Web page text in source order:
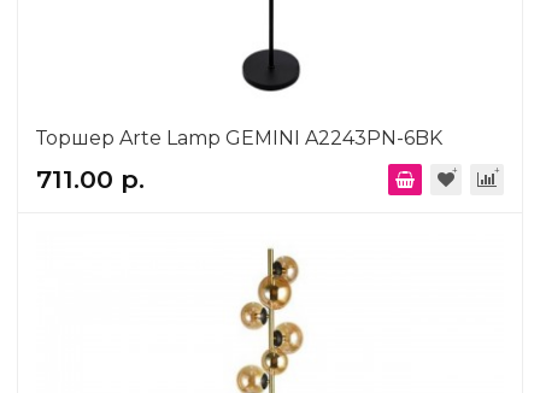
Торшер Arte Lamp GEMINI A2243PN-6BK
711.00 р.